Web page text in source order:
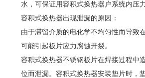
水，可保证用容积式换热器户系统内压
容积式换热器出现泄漏的原因：
由于滞留介质的电化学不均匀性而导致
可能引起板片应力腐蚀开裂。
容积式换热器不锈钢板片在焊接过程中
位而泄漏。容积式换热器安装垫片时，